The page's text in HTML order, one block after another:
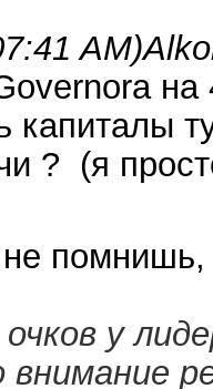
AM)
на
капиталы
? (я
не
у